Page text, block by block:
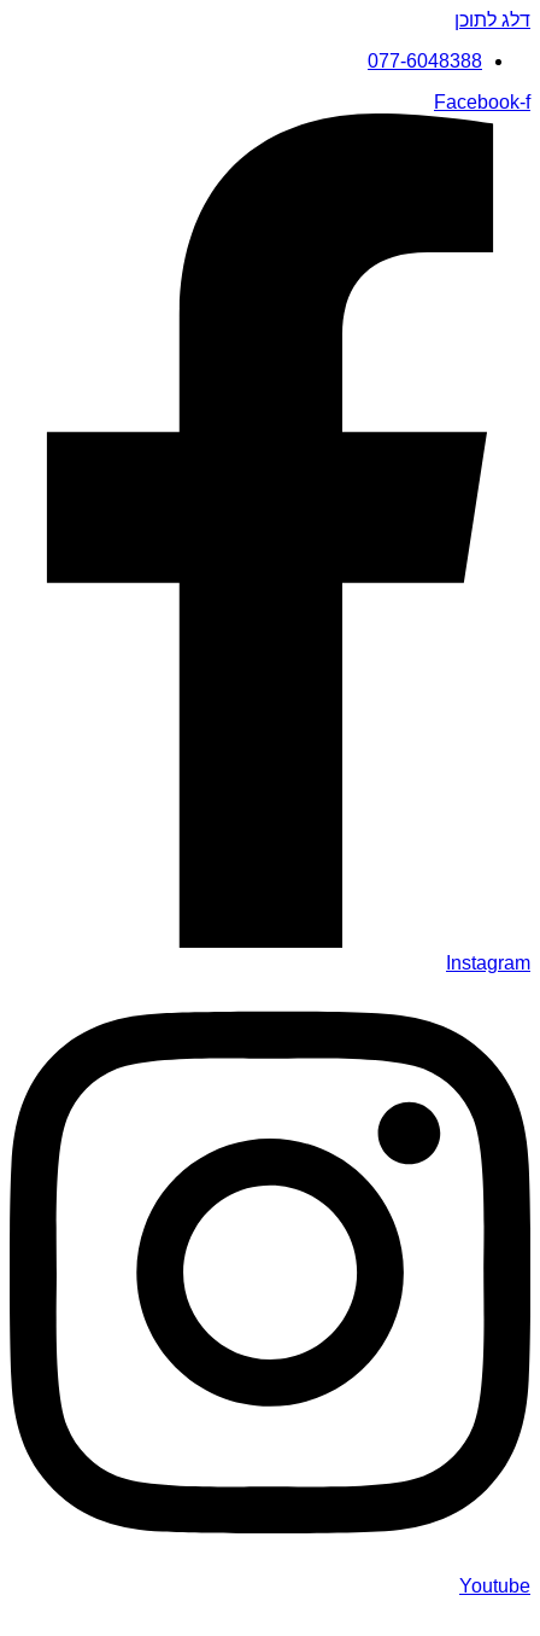
דלג לתוכן
077-6048388
Facebook-f
Instagram
Youtube